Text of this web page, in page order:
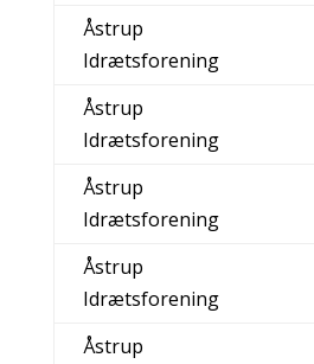
Åstrup
Idrætsforening
Åstrup
Idrætsforening
Åstrup
Idrætsforening
Åstrup
Idrætsforening
Åstrup